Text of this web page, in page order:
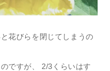
花びらを閉じてしまうの
ですが、 2/3くらいはす